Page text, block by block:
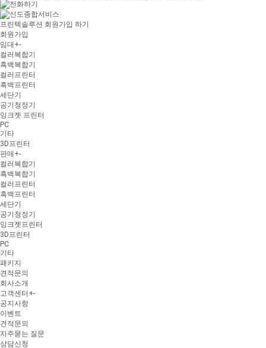
프린텍솔루션 회원가입 하기
회원가입
임대 +-
컬러복합기
흑백복합기
컬러프린터
흑백프린터
세단기
공기청정기
잉크젯 프린터
PC
기타
3D프린터
판매 +-
컬러복합기
흑백복합기
컬러프린터
흑백프린터
세단기
공기청정기
잉크젯프린터
3D프린터
PC
기타
패키지
견적문의
회사소개
고객센터 +-
공지사항
이벤트
견적문의
자주묻는 질문
상담신청